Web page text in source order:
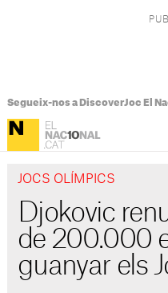
Segueix-nos a DiscoverJoc El
JOCS OLÍMPICS
Djokovic
de 200.000
guanyar els